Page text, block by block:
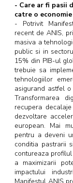
- Care ar fi pasii
catre o
- Potrivit
recent de ANIS,
masiva a
public si in
15% din PIB-ul
trebuie sa
tehnologiilor
asigurand astfel
Transformarea
recupera
dezvoltare
european. Mai
pentru a deveni
conditia pastrarii
contureaza
a maximizarii
impactului